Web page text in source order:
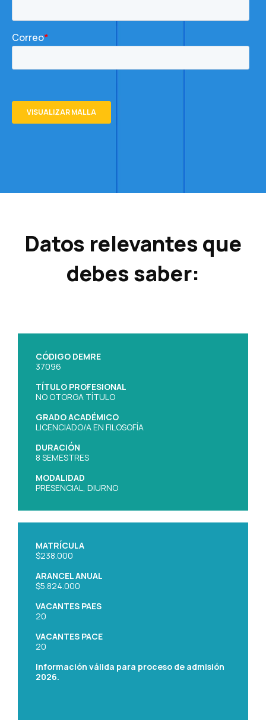
Datos relevantes que
debes saber:
CÓDIGO DEMRE
37096
TÍTULO PROFESIONAL
NO OTORGA TÍTULO
GRADO ACADÉMICO
LICENCIADO/A EN FILOSOFÍA
DURACIÓN
8 SEMESTRES
MODALIDAD
PRESENCIAL, DIURNO
MATRÍCULA
$238.000
ARANCEL ANUAL
$5.824.000
VACANTES PAES
20
VACANTES PACE
20
Información válida para proceso de admisión
2026.